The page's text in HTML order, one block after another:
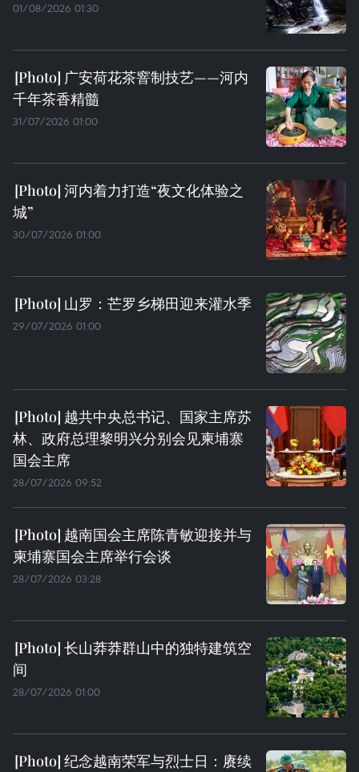
01/08/2026 01:30
广安荷花茶窨制技艺——河内
千年茶香精髓
31/07/2026 01:00
河内着力打造“夜文化体验之
城”
30/07/2026 01:00
山罗：芒罗乡梯田迎来灌水季
29/07/2026 01:00
越共中央总书记、国家主席苏
林、政府总理黎明兴分别会见柬埔寨
国会主席
28/07/2026 09:52
越南国会主席陈青敏迎接并与
柬埔寨国会主席举行会谈
28/07/2026 03:28
长山莽莽群山中的独特建筑空
间
28/07/2026 01:00
纪念越南荣军与烈士日：赓续